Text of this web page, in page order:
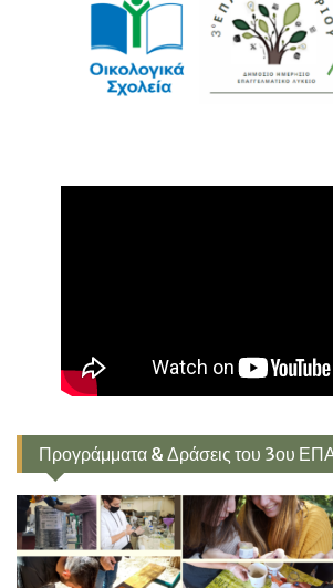
Προγράμματα & Δράσεις του 3ου